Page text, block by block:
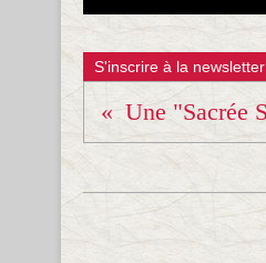
S'inscrire à la newsletter